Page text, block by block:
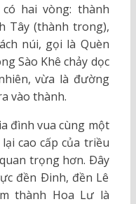
hai vòng: thành
Tây (thành trong),
núi, gọi là Quèn
Sào Khê chảy dọc
vừa là đường
vào thành.
đình vua cùng một
cao cấp của triều
trọng hơn. Ðây
đền Ðinh, đền Lê
thành Hoa Lư là